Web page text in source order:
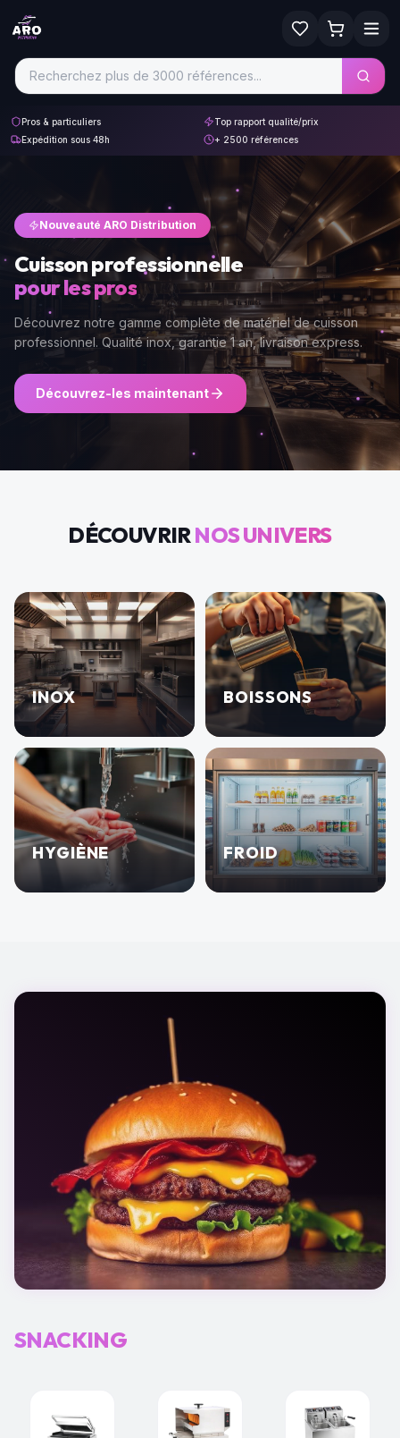
Pros & particuliers
Top rapport qualité/prix
Expédition sous 48h
+ 2500 références
Nouveauté ARO Distribution
Cuisson professionnelle
pour les pros
Découvrez notre gamme complète de matériel de cuisson
professionnel. Qualité inox, garantie 1 an, livraison express.
Découvrez-les maintenant
DÉCOUVRIRNOS UNIVERS
INOX BOISSONS
HYGIÈNE FROID
SNACKING